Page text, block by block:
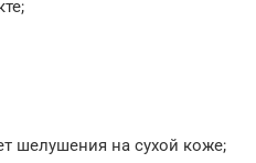
шелушения на сухой коже;